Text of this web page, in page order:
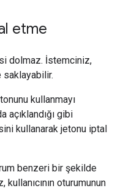
etme
dolmaz. İstemciniz,
kullanmayı
açıklandığı gibi
kullanarak jetonu iptal
benzeri bir şekilde
oturumunun